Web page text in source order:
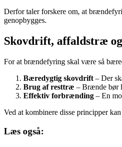
Derfor taler forskere om, at
genopbygges.
Skovdrift, affaldstræ
For at brændefyring skal være så
Bæredygtig skovdrift – Der
Brug af resttræ – Brænde bør
Effektiv forbrænding – En
Ved at kombinere disse principper
Læs også: